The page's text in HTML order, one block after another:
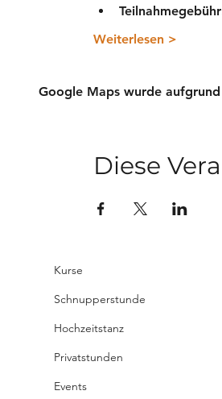
Weiterlesen >
Google Maps wurde
Diese
Kurse
Schnupperstunde
Hochzeitstanz
Privatstunden
Events